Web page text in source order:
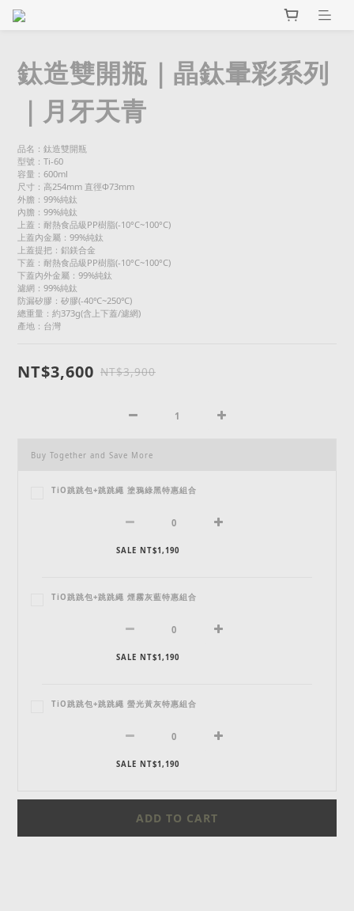
鈦造雙開瓶｜晶鈦暈彩系列
｜月牙天青
品名：鈦造雙開瓶
型號：Ti-60
容量：600ml
尺寸：高254mm 直徑Φ73mm
外膽：99%純鈦
內膽：99%純鈦
上蓋：耐熱食品級PP樹脂(-10°C~100°C)
上蓋內金屬：99%純鈦
上蓋提把：鋁鎂合金
下蓋：耐熱食品級PP樹脂(-10°C~100°C)
下蓋內外金屬：99%純鈦
濾網：99%純鈦
防漏矽膠：矽膠(-40℃~250℃)
總重量：約373g(含上下蓋/濾網)
產地：台灣
NT$3,600 NT$3,900
Buy Together and Save More
TiO跳跳包+跳跳繩 塗鴉綠黑特惠組合
SALE NT$1,190
TiO跳跳包+跳跳繩 煙霧灰藍特惠組合
SALE NT$1,190
TiO跳跳包+跳跳繩 螢光黃灰特惠組合
SALE NT$1,190
ADD TO CART